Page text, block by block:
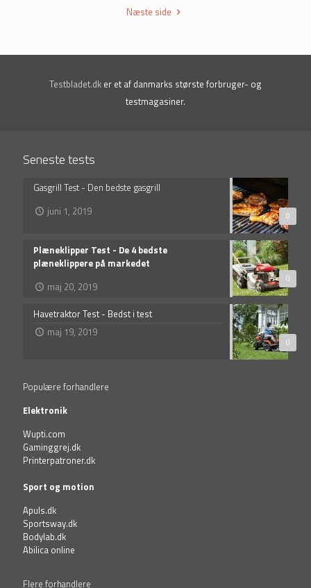
Næste side
Testbladet.dk er et af danmarks største forbruger- og
testmagasiner.
Seneste tests
0
Gasgrill Test - Den bedste gasgrill
juni 1, 2019
0
Plæneklipper Test - De 4 bedste
plæneklippere på markedet
maj 20, 2019
0
Havetraktor Test - Bedst i test
maj 19, 2019
Populære forhandlere
Elektronik
Wupti.com
Gaminggrej.dk
Printerpatroner.dk
Sport og motion
Apuls.dk
Sportsway.dk
Bodylab.dk
Abilica online
Flere forhandlere